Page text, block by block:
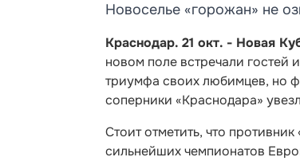
Новоселье «горожан» не
Краснодар. 21 окт. - Новая
новом поле встречали
триумфа своих любимцев, но
соперники «Краснодара»
Стоит отметить, что
сильнейших чемпионатов